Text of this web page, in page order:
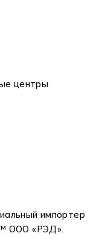
центры
импортер
OOO «РЭД».